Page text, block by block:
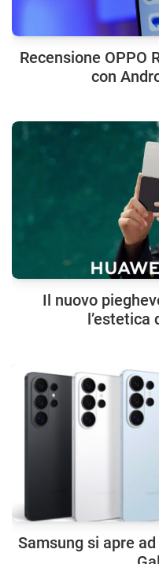
Recensione OPPO
con
Il nuovo
l’estetica
Samsung si apre